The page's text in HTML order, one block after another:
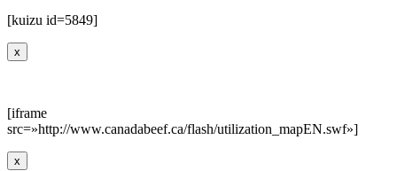
[kuizu id=5849]
x
[iframe
src=»http://www.canadabeef.ca/flash/utilization_mapEN.swf»]
x